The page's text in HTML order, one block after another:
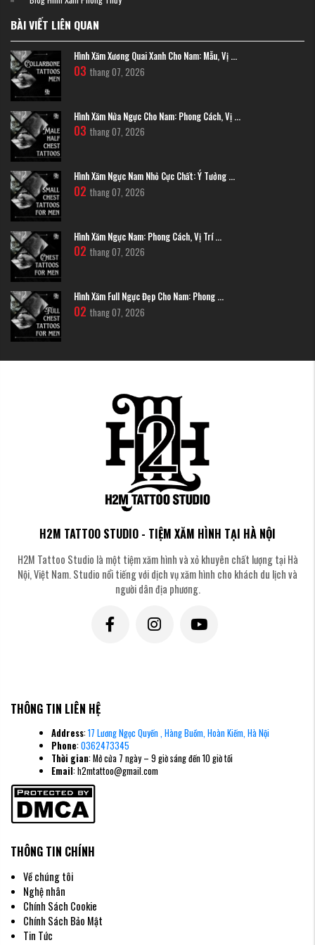
Hình xăm hoa hồng trắng đen
Hình xăm hoa hồng mini
du lịch muốn xăm đôi hoặc xăm nhóm.
Phong cách màu nước (Watercolor) biến hình xăm của bạn thành một bức
tranh nghệ thuật. Không có đường viền cứng nhắc, các mảng màu loang
vào nhau một cách tự nhiên. Hoa hồng watercolor mang lại cảm giác bay
bổng, mộng mơ và cực kỳ hiện đại.
BÀI VIẾT LIÊN QUAN
Hình Xăm Xương Quai Xanh Cho Nam: Mẫu, Vị ...
03 thang 07, 2026
Hình Xăm Nửa Ngực Cho Nam: Phong Cách, Vị ...
03 thang 07, 2026
Hình Xăm Ngực Nam Nhỏ Cực Chất: Ý Tưởng ...
02 thang 07, 2026
Hình Xăm Ngực Nam: Phong Cách, Vị Trí ...
02 thang 07, 2026
Hình Xăm Full Ngực Đẹp Cho Nam: Phong ...
02 thang 07, 2026
H2M TATTOO STUDIO - TIỆM XĂM HÌNH TẠI HÀ NỘI
H2M Tattoo Studio là một tiệm xăm hình và xỏ khuyên chất lượng tại Hà
Nội, Việt Nam. Studio nổi tiếng với dịch vụ xăm hình cho khách du lịch và
người dân địa phương.
THÔNG TIN LIÊN HỆ
Address: 17 Lương Ngọc Quyến , Hàng Buồm, Hoàn Kiếm, Hà Nội
Phone: 0362473345
Thời gian: Mở cửa 7 ngày – 9 giờ sáng đến 10 giờ tối
Email: h2mtattoo@gmail.com
THÔNG TIN CHÍNH
Về chúng tôi
Nghệ nhân
Chính Sách Cookie
Chính Sách Bảo Mật
Tin Tức